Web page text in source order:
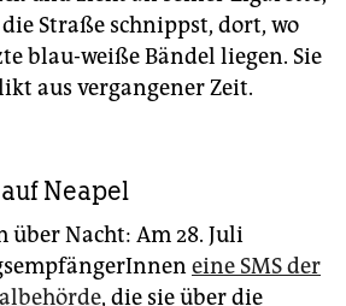
Straße schnippst, dort, wo
blau-weiße Bändel liegen. Sie
aus vergangener Zeit.
Neapel
über Nacht: Am 28. Juli
eine SMS der
, die sie über die